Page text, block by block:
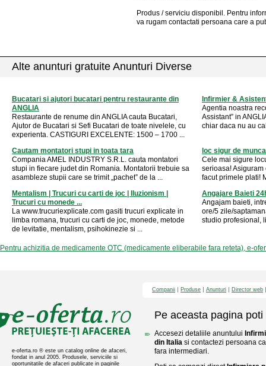
Produs / serviciu disponibil . Pentru
va rugam contactati persoana care a
Alte anunturi gratuite Anunturi Diverse
Bucatari si ajutori bucatari pentru restaurante din
ANGLIA
Restaurante de renume din ANGLIA cauta Bucatari,
Ajutor de Bucatari si Sefi Bucatari de toate nivelele, cu
experienta. CASTIGURI EXCELENTE: 1500 – 1700 ...
Infirmier &
Agentia noastra
Assistant” in
chiar daca nu au
Cautam montatori stupi in toata tara
Compania AMEL INDUSTRY S.R.L. cauta montatori
stupi in fiecare judet din Romania. Montatorii trebuie sa
asambleze stupii care se trimit „pachet” de la ...
loc sigur de munca
Cele mai sigure
serioasa!
facut primele plati!
Mentalism | Trucuri cu carti de joc | Iluzionism |
Trucuri cu monede ...
La www.trucuriexplicate.com gasiti trucuri explicate in
limba romana, trucuri cu carti de joc, monede, metode
de levitatie, mentalism, psihokinezie si ...
Angajare Baieti
Angajam baieti,
ore/5 zile/
studio profesional,
Pentru achizitia de medicamente OTC (medicamente eliberabile fara reteta), e-
e-oferta.ro ® este un catalog online de afaceri,
fondat in anul 2005. Produsele, serviciile si
oportunitatile de afaceri publicate in paginile
Companii Produse Anunturi Director web
Pe aceasta pagina poti
Accesezi detaliile anuntului
din Italia si contactezi persoana
fara intermediari.